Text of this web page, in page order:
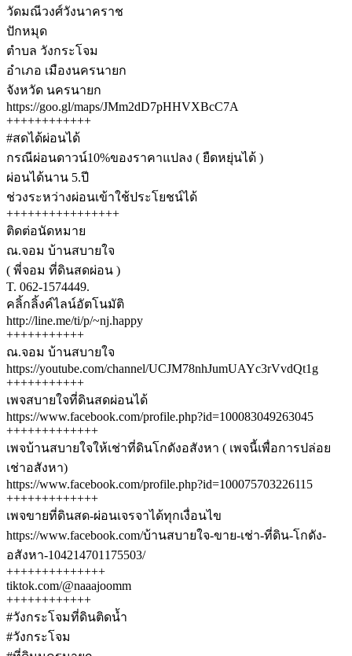
วัดมณีวงศ์วังนาคราช
ปักหมุด
ตำบล วังกระโจม
อำเภอ เมืองนครนายก
จังหวัด นครนายก
https://goo.gl/maps/JMm2dD7pHHVXBcC7A
++++++++++++
#สดได้ผ่อนได้
กรณีผ่อนดาวน์10%ของราคาแปลง ( ยืดหยุ่นได้ )
ผ่อนได้นาน 5.ปี
ช่วงระหว่างผ่อนเข้าใช้ประโยชน์ได้
++++++++++++++++
ติดต่อนัดหมาย
ณ.จอม บ้านสบายใจ
( พี่จอม ที่ดินสดผ่อน )
T. 062-1574449.
คลิ้กลิ้งค์ไลน์อัตโนมัติ
http://line.me/ti/p/~nj.happy
+++++++++++
ณ.จอม บ้านสบายใจ
https://youtube.com/channel/UCJM78nhJumUAYc3rVvdQt1g
+++++++++++
เพจสบายใจที่ดินสดผ่อนได้
https://www.facebook.com/profile.php?id=100083049263045
+++++++++++++
เพจบ้านสบายใจให้เช่าที่ดินโกดังอสังหา ( เพจนี้เพื่อการปล่อย
เช่าอสังหา)
https://www.facebook.com/profile.php?id=100075703226115
+++++++++++++
เพจขายที่ดินสด-ผ่อนเจรจาได้ทุกเงื่อนไข
https://www.facebook.com/บ้านสบายใจ-ขาย-เช่า-ที่ดิน-โกดัง-
อสังหา-104214701175503/
++++++++++++++
tiktok.com/@naaajoomm
++++++++++++
#วังกระโจมที่ดินติดน้ำ
#วังกระโจม